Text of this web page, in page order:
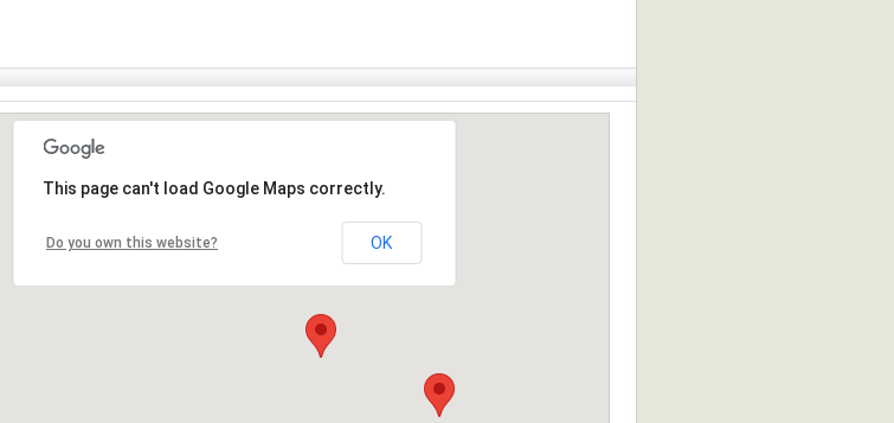
This page can't load Google Maps correctly.
Do you own this website? OK